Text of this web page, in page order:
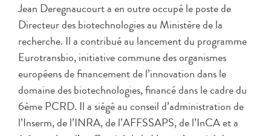
Jean Deregnaucourt a en outre occupé le poste de
Directeur des biotechnologies au Ministère de la
recherche. Il a contribué au lancement du programme
Eurotransbio, initiative commune des organismes
européens de financement de l’innovation dans le
domaine des biotechnologies, financé dans le cadre du
6ème PCRD. Il a siégé au conseil d’administration de
l’Inserm, de l’INRA, de l’AFFSSAPS, de l’InCA et a